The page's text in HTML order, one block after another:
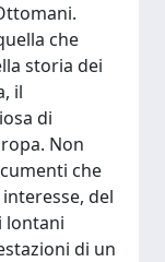
che
storia dei
il
di
Non
che
del
lontani
di un